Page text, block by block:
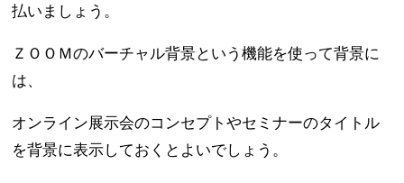
払いましょう。
ＺＯＯＭのバーチャル背景という機能を使って背景に
は、
オンライン展示会のコンセプトやセミナーのタイトル
を背景に表示しておくとよいでしょう。